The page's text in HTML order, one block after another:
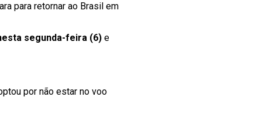
para retornar ao Brasil em
segunda-feira (6) e
por não estar no voo